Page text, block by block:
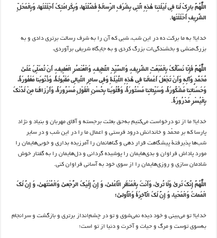
اللّٰهُمَّ بارِکْ لَنا فِی لَیْلَتِنا هٰذِهِ الَّتِی بِشَرَفِ الرِّسالَةِ فَضَّلْتَها، وَبِکَرامَتِکَ أَجْلَلْتَها، وَبِالْمَحَلِّ
الشَّرِیفِ أَحْلَلْتَها.
خدایا! به ما برکت ده در این شب، شبی که آن را به شرف رسالت برتری دادی و به
بزرگ‌منشی و بخشندگی‌ات بزرگ کردی و به جایگاه شریفی برآوردی،
اللّٰهُمَّ فَإِنّا نَسْأَلُکَ بِالْمَبْعَثِ الشَّرِیفِ، وَالسَّیِّدِ اللَّطِیفِ، وَالْعُنْصُرِ الْعَفِیفِ، أَنْ تُصَلِّیَ عَلَیٰ
مُحَمَّدٍ وَآلِهِ وَأَنْ تَجْعَلَ أَعْمالَنا فِی هٰذِهِ اللَّیْلَةِ وَفِی سائِرِ اللَّیالِی مَقْبُولَةً، وَذُنُوبَنا مَغْفُورَةً،
وَحَسَناتِنا مَشْکُورَةً، وَسَیِّئاتِنا مَسْتُورَةً، وَقُلُوبَنا بِحُسْنِ الْقَوْلِ مَسْرُورَةً، وَأَرْزاقَنا مِنْ لَدُنْکَ
بِالْیُسْرِ مَدْرُورَةً.
خدایا! ما از تو درخواست می‌کنیم به‌حق بعثت برجسته و آقای مهربان و بنیاد و نژاد
پارسا که بر محمّد و خاندانش درود فرستی و اعمال ما را در این شب و در سایر
شب‌ها پذیرفتۀ پیشگاهت قرار دهی و گناهانمان را آمرزیده بداری و خوبی‌هایمان را
مورد پاداش فراوان و بدی‌هایمان را پوشیده گردانی و دل‌هایمان را به گفتار خوش
شادمان سازی و روزی‌هایمان را از سوی خود به آسانی فراوان کنی.
اللّٰهُمَّ إِنَّکَ تَریٰ وَلَا تُریٰ، وَأَنْتَ بِالْمَنْظَرِ الْأَعْلیٰ، وَ إِنَّ إِلَیْکَ الرُّجْعیٰ وَالْمُنْتَهیٰ، وَ إِنَّ لَکَ
الْمَماتَ وَالْمَحْیا، وَ إِنَّ لَکَ الْآخِرَةَ وَالْأُولیٰ؛
خدایا! تو می‌بینی و خود دیده نمی‌شوی و تو در چشم‌انداز برتری و بازگشت و سرانجام
به‌سوی توست و مرگ و حیات و آخرت و دنیا از تو است؛